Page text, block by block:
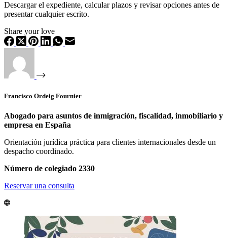
Descargar el expediente, calcular plazos y revisar opciones antes de
presentar cualquier escrito.
Share your love
Francisco Ordeig Fournier
Abogado para asuntos de inmigración, fiscalidad, inmobiliario y
empresa en España
Orientación jurídica práctica para clientes internacionales desde un
despacho coordinado.
Número de colegiado 2330
Reservar una consulta